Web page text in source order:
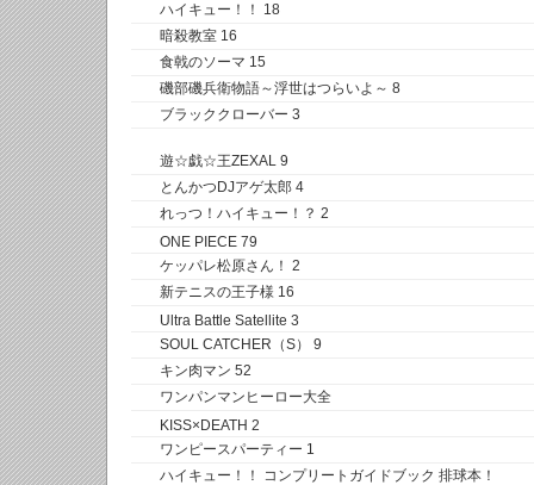
ハイキュー！！ 18
暗殺教室 16
食戟のソーマ 15
磯部磯兵衛物語～浮世はつらいよ～ 8
ブラッククローバー 3
遊☆戯☆王ZEXAL 9
とんかつDJアゲ太郎 4
れっつ！ハイキュー！？ 2
ONE PIECE 79
ケッパレ松原さん！ 2
新テニスの王子様 16
Ultra Battle Satellite 3
SOUL CATCHER（S） 9
キン肉マン 52
ワンパンマンヒーロー大全
KISS×DEATH 2
ワンピースパーティー 1
ハイキュー！！ コンプリートガイドブック 排球本！